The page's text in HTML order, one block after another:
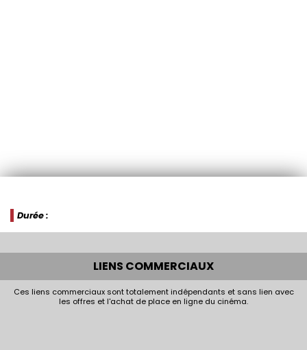
Durée :
LIENS COMMERCIAUX
Ces liens commerciaux sont totalement indépendants et sans lien avec
les offres et l'achat de place en ligne du cinéma.